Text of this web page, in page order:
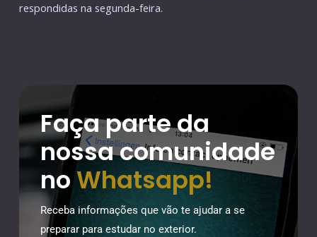
respondidas na segunda-feira.
Faça parte da
nossa comunidade
noWhatsapp!
Receba informações que vão te ajudar a se
preparar para estudar no exterior.